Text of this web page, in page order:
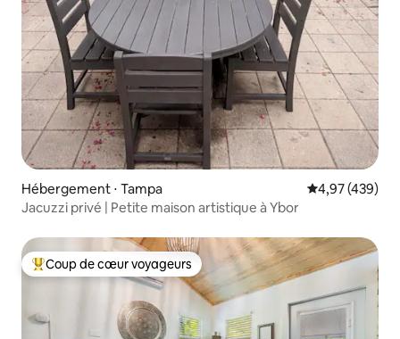
Hébergement ⋅ Tampa Évaluation
4,97 (439)
Jacuzzi privé | Petite maison artistique à Ybor
Coups de cœur voyageurs les plus appréciés
Coup de cœur voyageurs